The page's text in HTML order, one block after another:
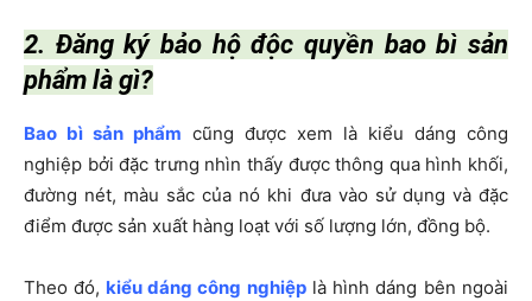
2. Đăng ký bảo hộ độc quyền bao bì sản
phẩm là gì?
Bao bì sản phẩm cũng được xem là kiểu dáng công
nghiệp bởi đặc trưng nhìn thấy được thông qua hình khối,
đường nét, màu sắc của nó khi đưa vào sử dụng và đặc
điểm được sản xuất hàng loạt với số lượng lớn, đồng bộ.
Theo đó, kiểu dáng công nghiệplà hình dáng bên ngoài